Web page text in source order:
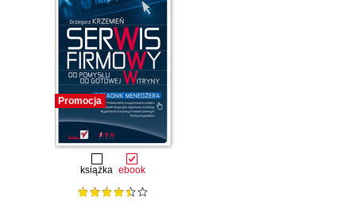
Promocja
książka ebook